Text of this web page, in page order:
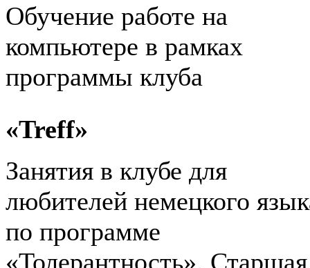
Обучение работе на
компьютере в рамках
программы клуба
«Treff»
Занятия в клубе для
любителей немецкого
по программе
«Толерантность». Старшая